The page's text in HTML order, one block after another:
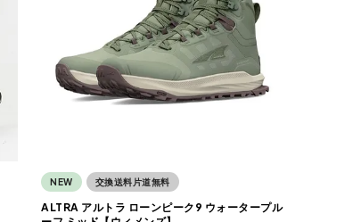
NEW 交換送料片道無料
ALTRA アルトラ ローンピーク9 ウォータープル